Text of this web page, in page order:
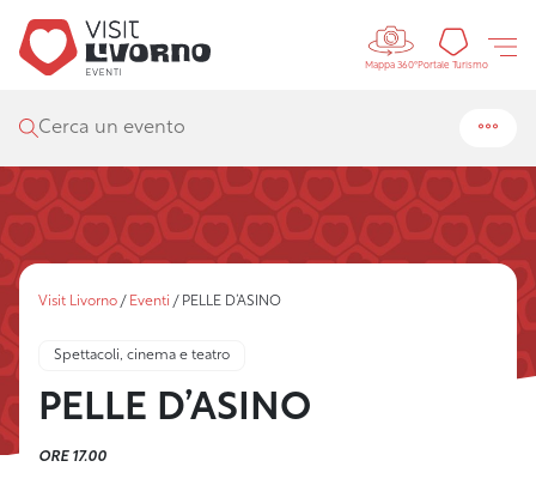
Controls
Mappa 360°Portale Turismo
Cerca un evento
Visit Livorno / Eventi / PELLE D’ASINO
Spettacoli, cinema e teatro
PELLE D’ASINO
ORE 17.00